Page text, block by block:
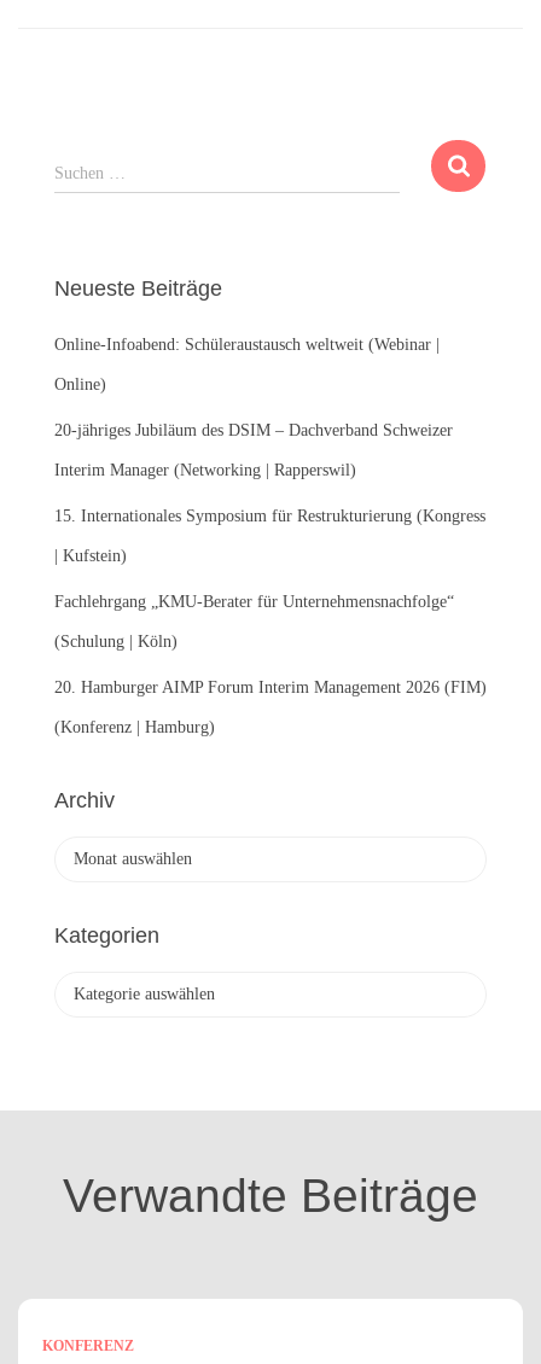
S
u
n
a
c
:
Suchen …
Neueste Beiträge
Online-Infoabend: Schüleraustausch weltweit (Webinar |
Online)
20-jähriges Jubiläum des DSIM – Dachverband Schweizer
Interim Manager (Networking | Rapperswil)
15. Internationales Symposium für Restrukturierung (Kongress
| Kufstein)
Fachlehrgang „KMU-Berater für Unternehmensnachfolge“
(Schulung | Köln)
20. Hamburger AIMP Forum Interim Management 2026 (FIM)
(Konferenz | Hamburg)
Archiv
h
Kategorien
o
Verwandte Beiträge
KONFERENZ